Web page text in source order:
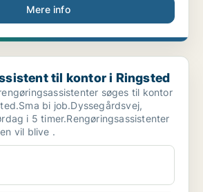
Mere info
kontor i Ringsted
til kontor i Ringsted
søges til kontor
bi job.Dyssegårdsvej,
i 5 timer.Rengøringsassistenter
vil blive .